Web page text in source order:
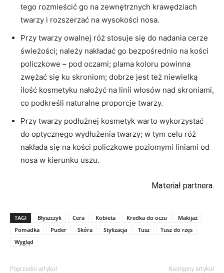
tego rozmieścić go na zewnętrznych krawędziach
twarzy i rozszerzać na wysokości nosa.
Przy twarzy owalnej róż stosuje się do nadania cerze
świeżości; należy nakładać go bezpośrednio na kości
policzkowe – pod oczami; plama koloru powinna
zwężać się ku skroniom; dobrze jest też niewielką
ilość kosmetyku nałożyć na linii włosów nad skroniami,
co podkreśli naturalne proporcje twarzy.
Przy twarzy podłużnej kosmetyk warto wykorzystać
do optycznego wydłużenia twarzy; w tym celu róż
nakłada się na kości policzkowe poziomymi liniami od
nosa w kierunku uszu.
Materiał partnera.
TAGI Błyszczyk Cera Kobieta Kredka do oczu
Makijaż
Pomadka
Puder Skóra Stylizacja Tusz
Tusz do rzęs
Wygląd
Poprzedni artykuł Następny artykuł